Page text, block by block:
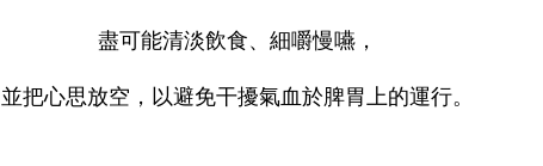
盡可能清淡飲食、細嚼慢嚥，
並把心思放空，以避免干擾氣血於脾胃上的運行。